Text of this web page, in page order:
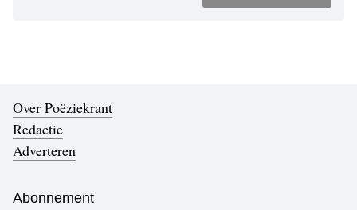
Over Poëziekrant
Redactie
Adverteren
Abonnement